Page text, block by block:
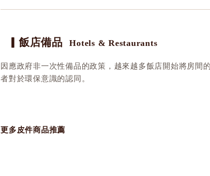
▎飯店備品Hotels & Restaurants
因應政府非一次性備品的政策，越來越多飯店開始將房間
者對於環保意識的認同。
更多皮件商品推薦